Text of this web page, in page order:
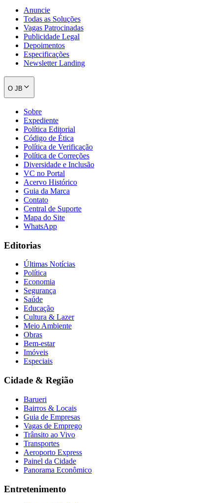
Anuncie
Todas as Soluções
Vagas Patrocinadas
Publicidade Legal
Depoimentos
Especificações
Newsletter Landing
O JB
Sobre
Expediente
Política Editorial
Código de Ética
Política de Verificação
Política de Correções
Diversidade e Inclusão
VC no Portal
Acervo Histórico
Guia da Marca
Contato
Central de Suporte
Mapa do Site
WhatsApp
Editorias
Últimas Notícias
Política
Economia
Segurança
Saúde
Educação
Cultura & Lazer
Meio Ambiente
Obras
Bem-estar
Imóveis
Especiais
Cidade & Região
Barueri
Bairros & Locais
Guia de Empresas
Vagas de Emprego
Trânsito ao Vivo
Transportes
Aeroporto Express
Painel da Cidade
Panorama Econômico
Entretenimento